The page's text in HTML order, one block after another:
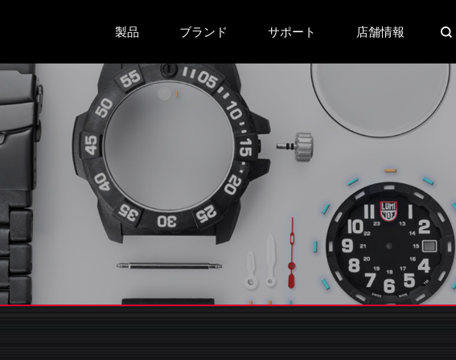
製品 ブランド サポート 店舗情報